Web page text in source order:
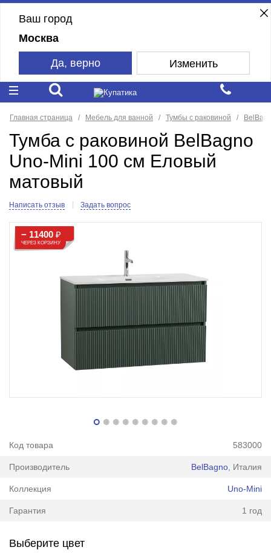
Ваш город
Москва
Да, верно Изменить
Главная страница Мебель для ванной Тумбы с раковиной
Тумба с раковиной BelBagno
Uno-Mini 100 см Еловый
матовый
Написать отзыв Задать вопрос
− 11400₽
ЧЕРЕЗ КОРЗИНУ
Код товара 583000
Производитель BelBagno , Италия
Коллекция Uno-Mini
Гарантия 1 год
Выберите цвет